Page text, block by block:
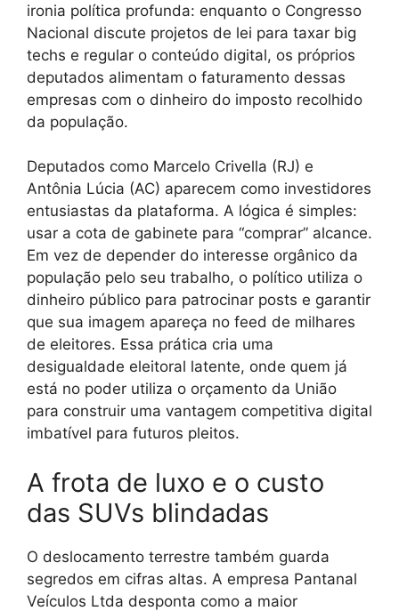
ironia política profunda: enquanto o Congresso
Nacional discute projetos de lei para taxar big
techs e regular o conteúdo digital, os próprios
deputados alimentam o faturamento dessas
empresas com o dinheiro do imposto recolhido
da população.
Deputados como Marcelo Crivella (RJ) e
Antônia Lúcia (AC) aparecem como investidores
entusiastas da plataforma. A lógica é simples:
usar a cota de gabinete para “comprar” alcance.
Em vez de depender do interesse orgânico da
população pelo seu trabalho, o político utiliza o
dinheiro público para patrocinar posts e garantir
que sua imagem apareça no feed de milhares
de eleitores. Essa prática cria uma
desigualdade eleitoral latente, onde quem já
está no poder utiliza o orçamento da União
para construir uma vantagem competitiva digital
imbatível para futuros pleitos.
A frota de luxo e o custo
das SUVs blindadas
O deslocamento terrestre também guarda
segredos em cifras altas. A empresa Pantanal
Veículos Ltda desponta como a maior